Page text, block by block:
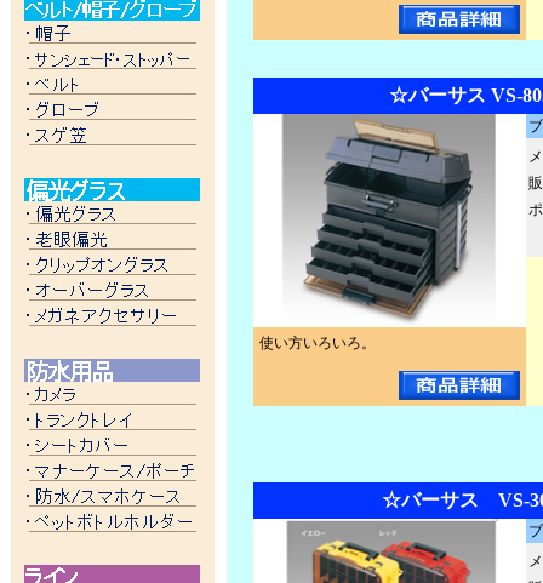
☆バーサス VS-
使い方いろいろ。
☆バーサス VS-